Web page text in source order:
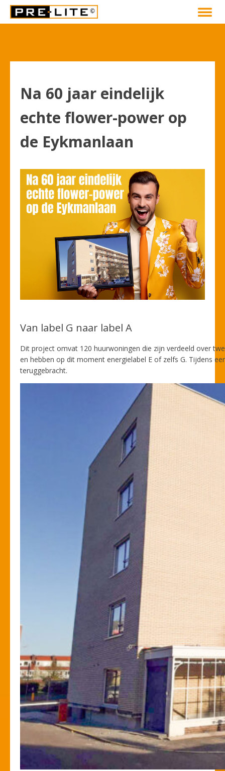
Na 60 jaar eindelijk
echte flower-power op
de Eykmanlaan
Van label G naar label A
Dit project omvat 120 huurwoningen die zijn verdeeld over
en hebben op dit moment energielabel E of zelfs G. Tijdens
teruggebracht.